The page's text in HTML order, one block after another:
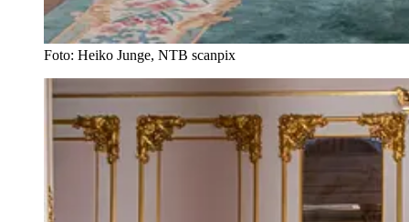
Foto: Heiko Junge, NTB scanpix